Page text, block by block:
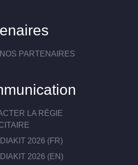
PARTENAIRES
LA RÉGIE
2026 (FR)
2026 (EN)